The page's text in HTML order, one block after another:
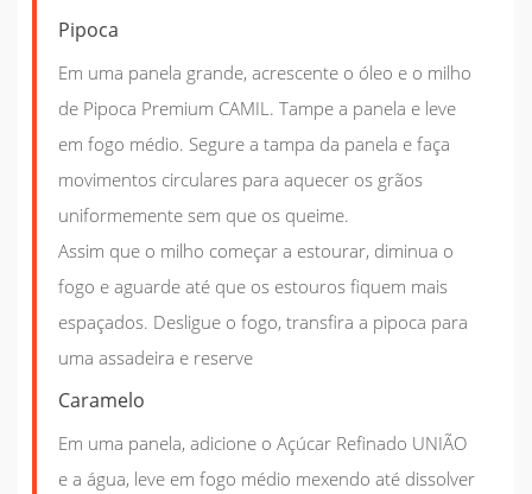
Pipoca
Em uma panela grande, acrescente o óleo e o milho
de Pipoca Premium CAMIL. Tampe a panela e leve
em fogo médio. Segure a tampa da panela e faça
movimentos circulares para aquecer os grãos
uniformemente sem que os queime.
Assim que o milho começar a estourar, diminua o
fogo e aguarde até que os estouros fiquem mais
espaçados. Desligue o fogo, transfira a pipoca para
uma assadeira e reserve
Caramelo
Em uma panela, adicione o Açúcar Refinado UNIÃO
e a água, leve em fogo médio mexendo até dissolver